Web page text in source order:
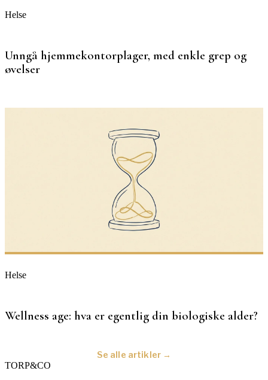
Helse
Unngå hjemmekontorplager, med enkle grep og
øvelser
Helse
Wellness age: hva er egentlig din biologiske alder?
Se alle artikler →
TORP&CO